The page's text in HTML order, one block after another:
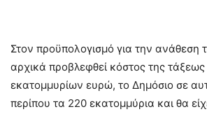
Στον προϋπολογισμό για την ανάθεση
αρχικά προβλεφθεί κόστος της
εκατομμυρίων ευρώ, το Δημόσιο σε
περίπου τα 220 εκατομμύρια και θα